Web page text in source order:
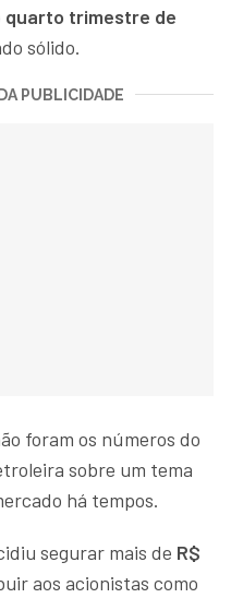
quarto trimestre de
sólido.
PUBLICIDADE
foram os números do
sobre um tema
há tempos.
segurar mais de R$
aos acionistas como